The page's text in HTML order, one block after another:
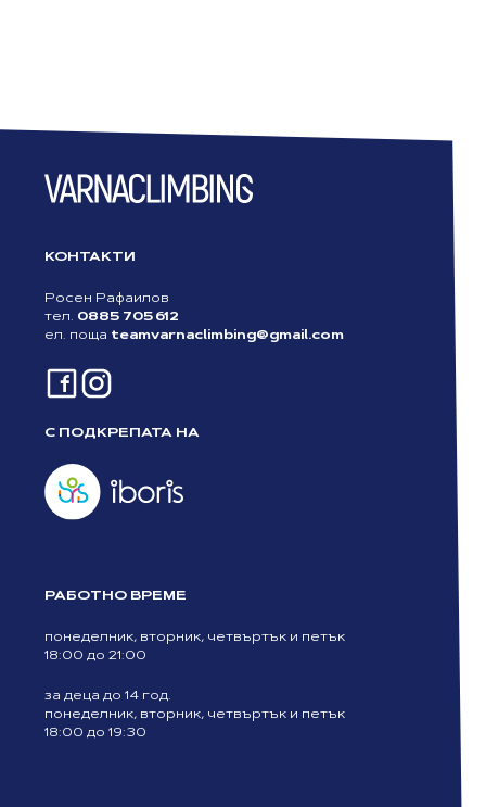
КОНТАКТИ
Росен Рафаилов
тел. 0885 705 612
ел. поща teamvarnaclimbing@gmail.com
С ПОДКРЕПАТА НА
РАБОТНО ВРЕМЕ
понеделник, вторник, четвъртък и петък
18:00 до 21:00
за деца до 14 год.
понеделник, вторник, четвъртък и петък
18:00 до 19:30